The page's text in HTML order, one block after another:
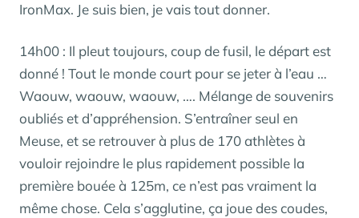
IronMax. Je suis bien, je vais tout donner.
14h00 : Il pleut toujours, coup de fusil, le départ est
donné ! Tout le monde court pour se jeter à l’eau …
Waouw, waouw, waouw, …. Mélange de souvenirs
oubliés et d’appréhension. S’entraîner seul en
Meuse, et se retrouver à plus de 170 athlètes à
vouloir rejoindre le plus rapidement possible la
première bouée à 125m, ce n’est pas vraiment la
même chose. Cela s’agglutine, ça joue des coudes,